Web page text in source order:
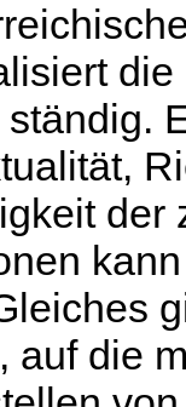
der
auf die